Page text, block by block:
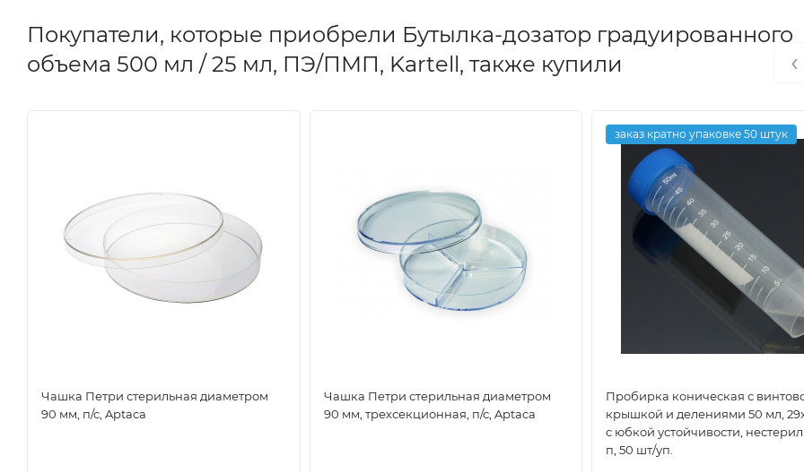
Покупатели, которые приобрели Бутылка-дозатор градуированного
объема 500 мл / 25 мл, ПЭ/ПМП, Kartell, также купили
Чашка Петри стерильная диаметром
90 мм, п/с, Aptaca
Чашка Петри стерильная диаметром
90 мм, трехсекционная, п/с, Aptaca
заказ кратно упаковке 50 штук
Пробирка коническая с
крышкой и делениями 50 мл,
с юбкой устойчивости,
п, 50 шт/уп.
‹